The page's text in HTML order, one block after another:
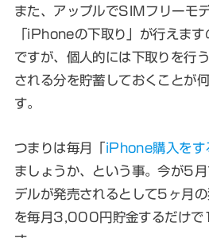
また、アップルでSIMフリーモ
「iPhoneの下取り」が行えま
ですが、個人的には下取りを行
される分を貯蓄しておくことが
す。
つまりは毎月「iPhone購入をす
ましょうか、という事。今が5
デルが発売されるとして5ヶ月
を毎月3,000円貯金するだけ